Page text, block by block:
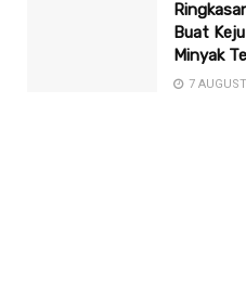
Buat
Minyak
7